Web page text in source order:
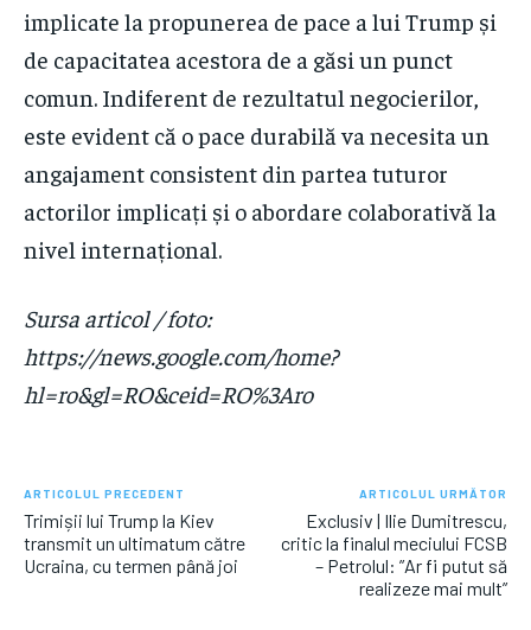
implicate la propunerea de pace a lui Trump și
de capacitatea acestora de a găsi un punct
comun. Indiferent de rezultatul negocierilor,
este evident că o pace durabilă va necesita un
angajament consistent din partea tuturor
actorilor implicați și o abordare colaborativă la
nivel internațional.
Sursa articol / foto:
https://news.google.com/home?
hl=ro&gl=RO&ceid=RO%3Aro
ARTICOLUL PRECEDENT
Trimișii lui Trump la Kiev
transmit un ultimatum către
Ucraina, cu termen până joi
ARTICOLUL URMĂTOR
Exclusiv | Ilie Dumitrescu,
critic la finalul meciului FCSB
– Petrolul: ”Ar fi putut să
realizeze mai mult”